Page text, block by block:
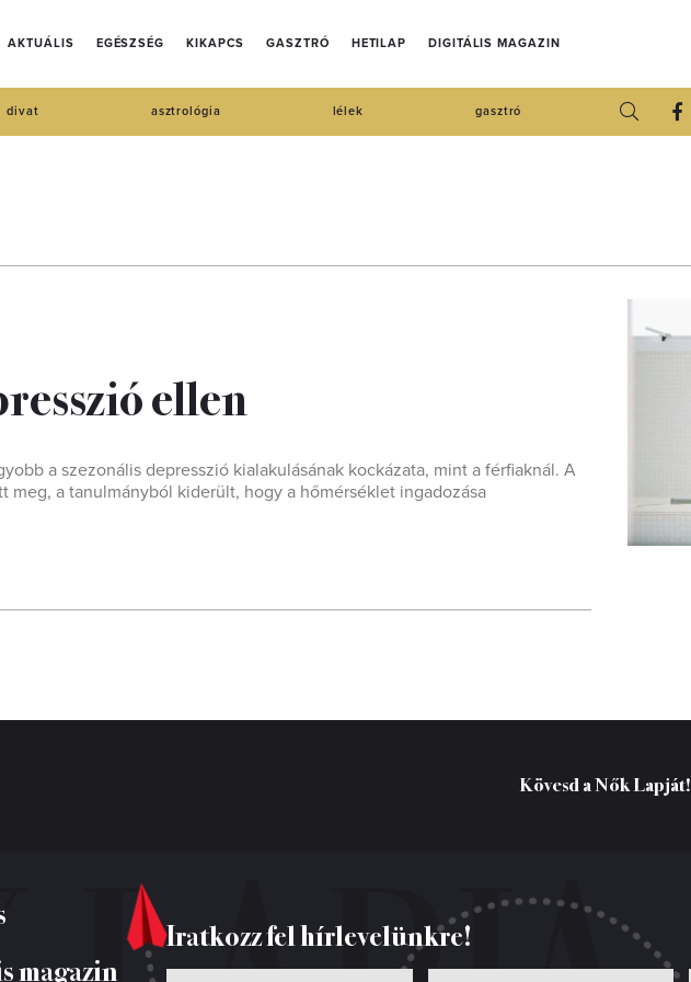
AKTUÁLIS EGÉSZSÉG KIKAPCS GASZTRÓ HETILAP DIGITÁLIS MAGAZIN
divat asztrológia lélek gasztró
ellen
a szezonális depresszió kialakulásának kockázata, mint a férfiaknál. A
a tanulmányból kiderült, hogy a hőmérséklet ingadozása
Kövesd a Nők Lapját!
magazin
Iratkozz fel hírlevelünkre!